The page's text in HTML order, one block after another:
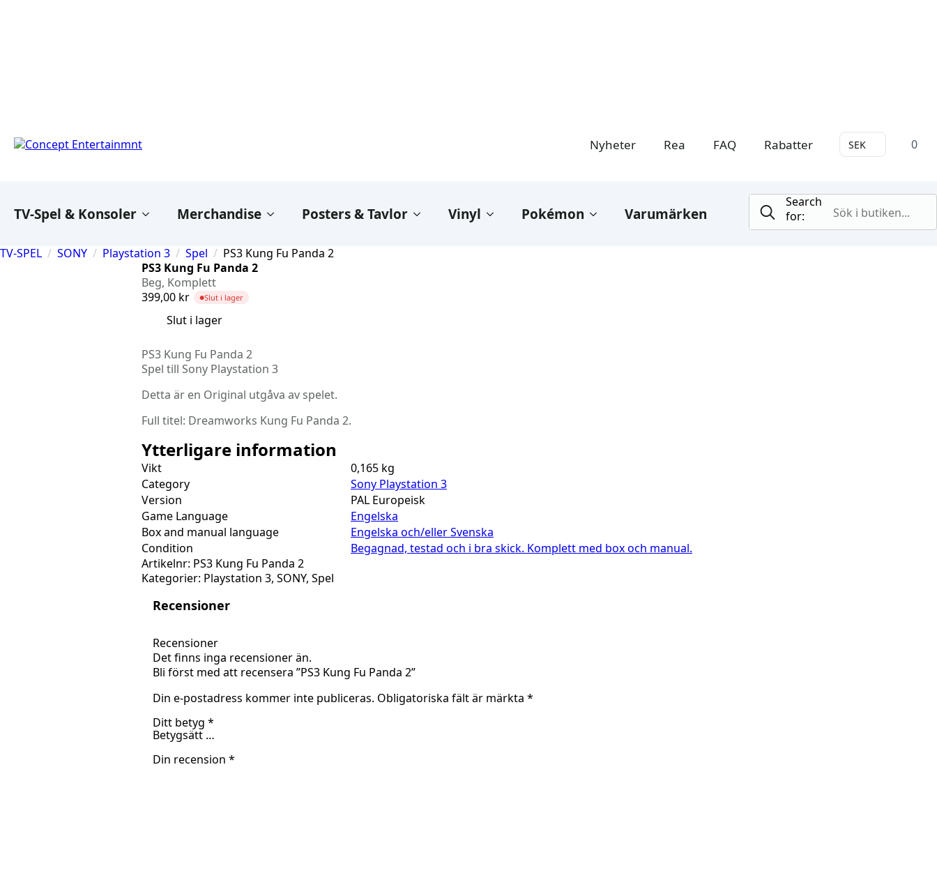
Nyheter Rea FAQ Rabatter SEK 0
TV-Spel & Konsoler Merchandise Posters & Tavlor Vinyl Pokémon Varumärken
Search
for:
TV-SPEL SONY Playstation 3 Spel
PS3 Kung Fu Panda 2
PS3 Kung Fu Panda 2
Beg, Komplett
399,00 kr ●Slut i lager
Slut i lager
PS3 Kung Fu Panda 2
Spel till Sony Playstation 3
Detta är en Original utgåva av spelet.
Full titel: Dreamworks Kung Fu Panda 2.
Ytterligare information
Vikt
0,165 kg
Category
Sony Playstation 3
Version
PAL Europeisk
Game Language
Engelska
Box and manual language
Engelska och/eller Svenska
Condition
Begagnad, testad och i bra skick. Komplett med box och manual.
Artikelnr: PS3 Kung Fu Panda 2
Kategorier: Playstation 3, SONY, Spel
Recensioner
Recensioner
Det finns inga recensioner än.
Bli först med att recensera ”PS3 Kung Fu Panda 2”
Din e-postadress kommer inte publiceras. Obligatoriska fält är märkta *
Ditt betyg *
Din recension *